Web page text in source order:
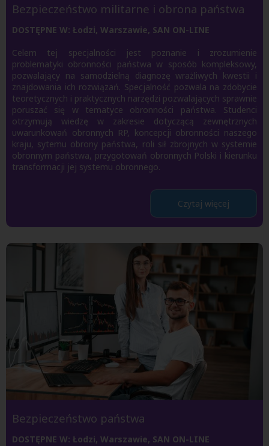
Bezpieczeństwo militarne i obrona państwa
DOSTĘPNE W: Łodzi, Warszawie, SAN ON-LINE
Celem tej specjalności jest poznanie i zrozumienie
problematyki obronności państwa w sposób kompleksowy,
pozwalający na samodzielną diagnozę wrażliwych kwestii i
znajdowania ich rozwiązań. Specjalność pozwala na zdobycie
teoretycznych i praktycznych narzędzi pozwalających sprawnie
poruszać się w tematyce obronności państwa. Studenci
otrzymują wiedzę w zakresie dotyczącą zewnętrznych
uwarunkowań obronnych RP, koncepcji obronności naszego
kraju, sytemu obrony państwa, roli sił zbrojnych w systemie
obronnym państwa, przygotowań obronnych Polski i kierunku
transformacji jej systemu obronnego.
Czytaj więcej
Bezpieczeństwo państwa
DOSTĘPNE W: Łodzi, Warszawie, SAN ON-LINE